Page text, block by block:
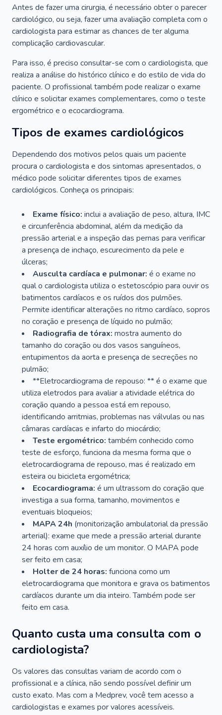
Antes de fazer uma cirurgia, é necessário obter o parecer
cardiológico, ou seja, fazer uma avaliação completa com o
cardiologista para estimar as chances de ter alguma
complicação cardiovascular.
Para isso, é preciso consultar-se com o cardiologista, que
realiza a análise do histórico clínico e do estilo de vida do
paciente. O profissional também pode realizar o exame
clínico e solicitar exames complementares, como o teste
ergométrico e o ecocardiograma.
Tipos de exames cardiológicos
Dependendo dos motivos pelos quais um paciente
procura o cardiologista e dos sintomas apresentados, o
médico pode solicitar diferentes tipos de exames
cardiológicos. Conheça os principais:
Exame físico: inclui a avaliação de peso, altura, IMC
e circunferência abdominal, além da medição da
pressão arterial e a inspeção das pernas para verificar
a presença de inchaço, escurecimento da pele e
úlceras;
Ausculta cardíaca e pulmonar: é o exame no
qual o cardiologista utiliza o estetoscópio para ouvir os
batimentos cardíacos e os ruídos dos pulmões.
Permite identificar alterações no ritmo cardíaco, sopros
no coração e presença de líquido no pulmão;
Radiografia de tórax: mostra aumento do
tamanho do coração ou dos vasos sanguíneos,
entupimentos da aorta e presença de secreções no
pulmão;
**Eletrocardiograma de repouso: ** é o exame que
utiliza eletrodos para avaliar a atividade elétrica do
coração quando a pessoa está em repouso,
identificando arritmias, problemas nas válvulas ou nas
câmaras cardíacas e infarto do miocárdio;
Teste ergométrico: também conhecido como
teste de esforço, funciona da mesma forma que o
eletrocardiograma de repouso, mas é realizado em
esteira ou bicicleta ergométrica;
Ecocardiograma: é um ultrassom do coração que
investiga a sua forma, tamanho, movimentos e
eventuais bloqueios;
MAPA 24h (monitorização ambulatorial da pressão
arterial): exame que mede a pressão arterial durante
24 horas com auxílio de um monitor. O MAPA pode
ser feito em casa;
Holter de 24 horas: funciona como um
eletrocardiograma que monitora e grava os batimentos
cardíacos durante um dia inteiro. Também pode ser
feito em casa.
Quanto custa uma consulta com o
cardiologista?
Os valores das consultas variam de acordo com o
profissional e a clínica, não sendo possível definir um
custo exato. Mas com a Medprev, você tem acesso a
cardiologistas e exames por valores acessíveis.